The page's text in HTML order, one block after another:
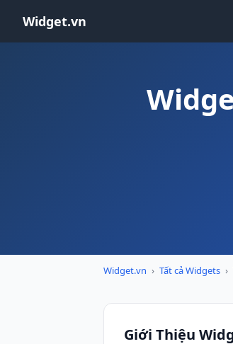
Widget.vn
Widget.vn › Tất cả Widgets ›
Giới Thiệu